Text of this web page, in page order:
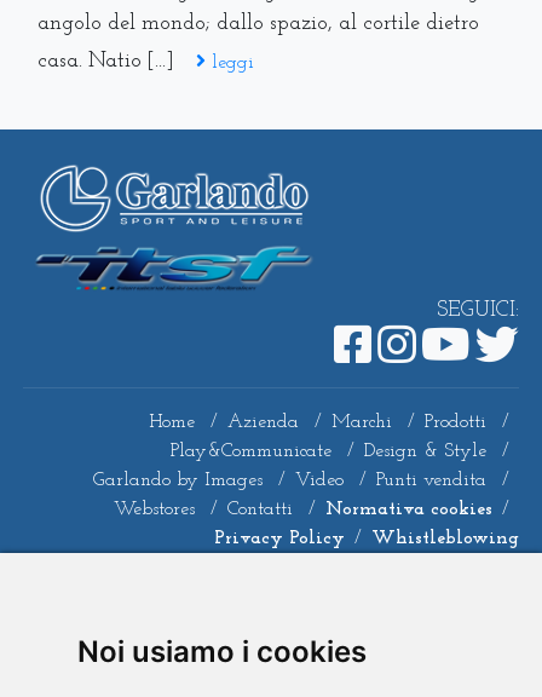
Noi usiamo i cookies
angolo del mondo; dallo spazio, al cortile dietro
casa. Natio [...]
leggi
SEGUICI:
Home / Azienda / Marchi / Prodotti
/
Play&Communicate
/ Design & Style
/
Garlando by Images
/ Video / Punti vendita
/
Webstores
/ Contatti / Normativa cookies /
Privacy Policy / Whistleblowing
Garlando S.p.A. - P.Iva: 01055180069 Ufficio del
Registro delle Imprese presso la CCIAA di